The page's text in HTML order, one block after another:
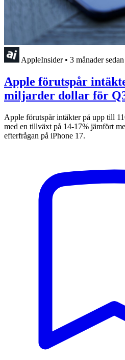
AppleInsider • 3 månader sedan
Apple förutspår
miljarder dollar för
Apple förutspår intäkter på upp till
med en tillväxt på 14-17% jämfört
efterfrågan på iPhone 17.